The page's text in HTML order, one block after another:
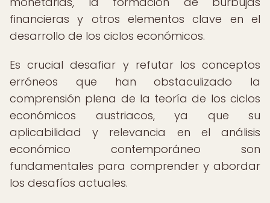
financieras y otros elementos clave en el
desarrollo de los ciclos económicos.
Es crucial desafiar y refutar los conceptos
erróneos que han obstaculizado la
comprensión plena de la teoría de los ciclos
económicos austriacos, ya que su
aplicabilidad y relevancia en el análisis
económico contemporáneo son
fundamentales para comprender y abordar
los desafíos actuales.